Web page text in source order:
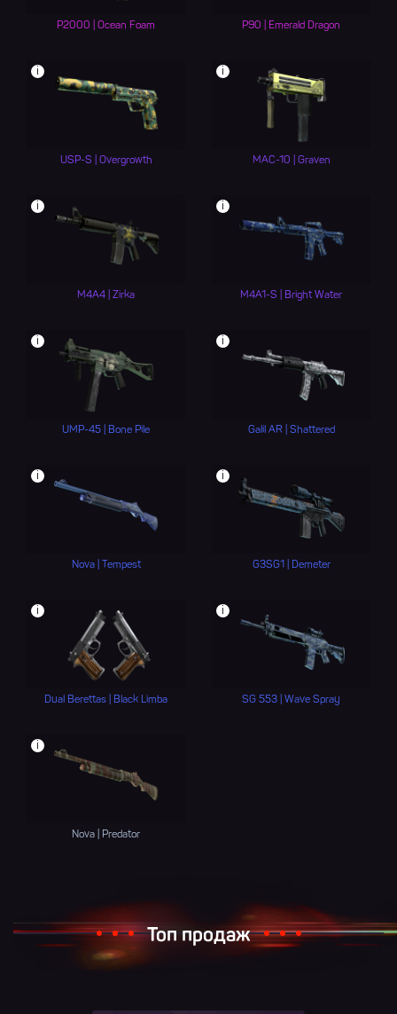
P2000 | Ocean Foam P90 | Emerald Dragon
i
USP-S | Overgrowth
i
MAC-10 | Graven
i
M4A4 | Zirka
i
M4A1-S | Bright Water
i
UMP-45 | Bone Pile
i
Galil AR | Shattered
i
Nova | Tempest
i
G3SG1 | Demeter
i
Dual Berettas | Black Limba
i
SG 553 | Wave Spray
i
Nova | Predator
Топ продаж